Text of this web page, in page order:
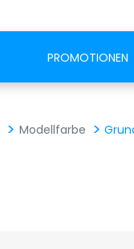
PROMOTIONEN
Modellfarbe